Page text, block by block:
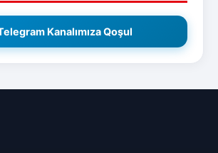
Kanalımıza Qoşul